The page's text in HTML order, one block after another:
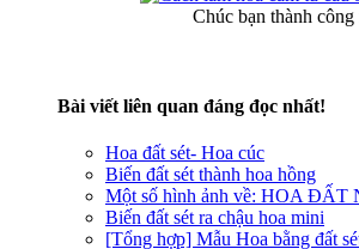
Chúc bạn thành công
Bài viết liên quan đáng đọc nhất!
Hoa đất sét- Hoa cúc
Biến đất sét thành hoa hồng
Một số hình ảnh về: HOA
Biến đất sét ra chậu hoa mini
[Tổng hợp] Mẫu Hoa bằng đất